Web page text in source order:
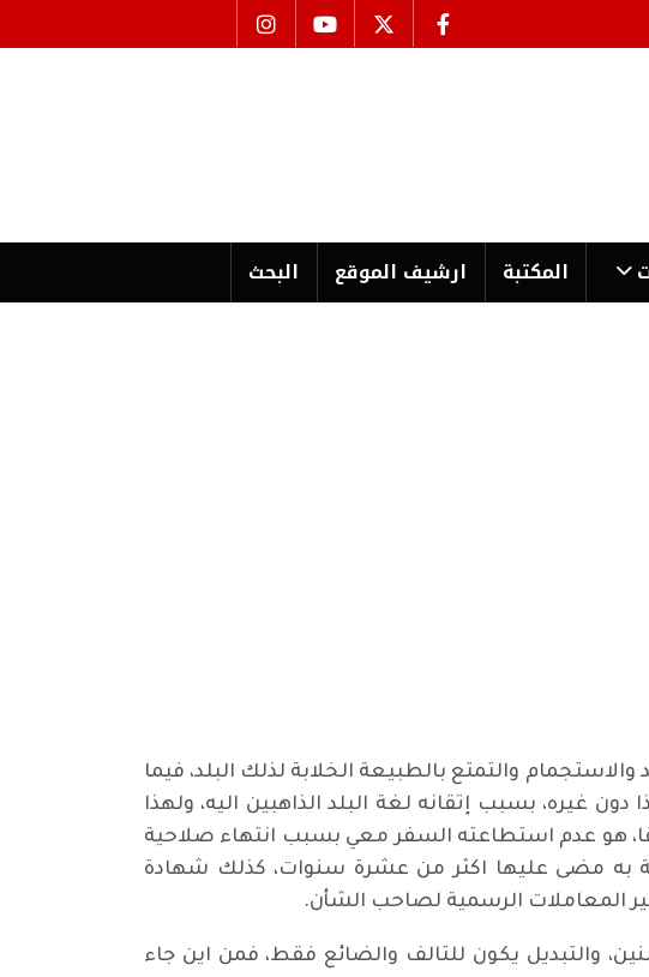
المكتبة ارشیف الموقع البحث
والتمتع بالطبيعة الخلابة لذلك البلد، فيما
غيره، بسبب إتقانه لغة البلد الذاهبين اليه، ولهذا
هو عدم استطاعته السفر معي بسبب انتهاء صلاحية
به مضى عليها اكثر من عشرة سنوات، كذلك شهادة
المعاملات الرسمية لصاحب الشأن.
والتبديل يكون للتالف والضائع فقط، فمن اين جاء